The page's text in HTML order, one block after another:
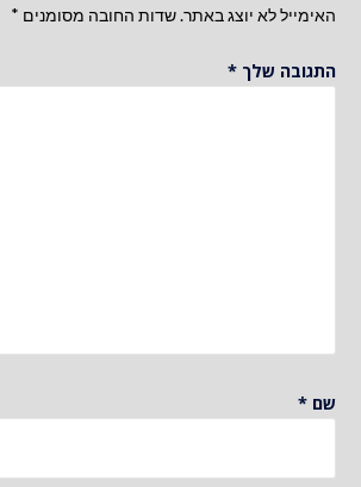
האימייל לא יוצג באתר.שדות החובה מסומנים *
התגובה שלך *
שם *